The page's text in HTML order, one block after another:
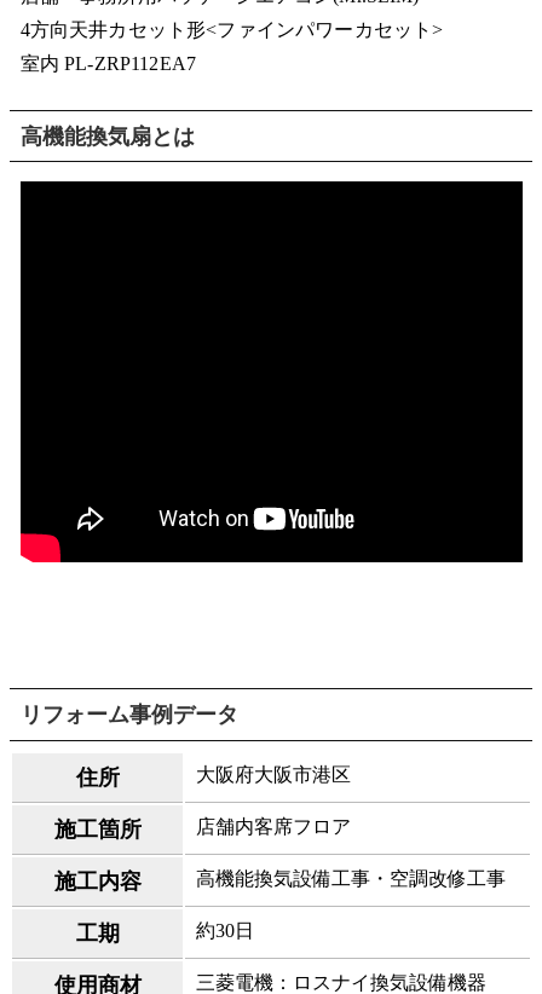
4方向天井カセット形<ファインパワーカセット>
室内 PL-ZRP112EA7
高機能換気扇とは
リフォーム事例データ
住所 大阪府大阪市港区
施工箇所 店舗内客席フロア
施工内容 高機能換気設備工事・空調改修工事
工期 約30日
使用商材 三菱電機：ロスナイ換気設備機器